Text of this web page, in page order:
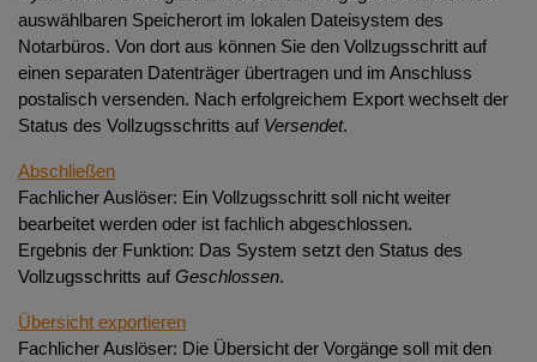
auswählbaren Speicherort im lokalen Dateisystem des
Notarbüros. Von dort aus können Sie den Vollzugsschritt auf
einen separaten Datenträger übertragen und im Anschluss
postalisch versenden. Nach erfolgreichem Export wechselt der
Status des Vollzugsschritts auf Versendet.
Abschließen
Fachlicher Auslöser: Ein Vollzugsschritt soll nicht weiter
bearbeitet werden oder ist fachlich abgeschlossen.
Ergebnis der Funktion: Das System setzt den Status des
Vollzugsschritts auf Geschlossen.
Übersicht exportieren
Fachlicher Auslöser: Die Übersicht der Vorgänge soll mit den